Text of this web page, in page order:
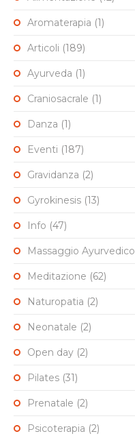
Aromaterapia (1)
Articoli (189)
Ayurveda (1)
Craniosacrale (1)
Danza (1)
Eventi (187)
Gravidanza (2)
Gyrokinesis (13)
Info (47)
Massaggio Ayurvedico
Meditazione (62)
Naturopatia (2)
Neonatale (2)
Open day (2)
Pilates (31)
Prenatale (2)
Psicoterapia (2)